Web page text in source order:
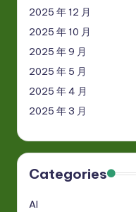
2025 年 12 月
2025 年 10 月
2025 年 9 月
2025 年 5 月
2025 年 4 月
2025 年 3 月
Categories
AI